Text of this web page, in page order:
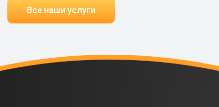
Все наши услуги